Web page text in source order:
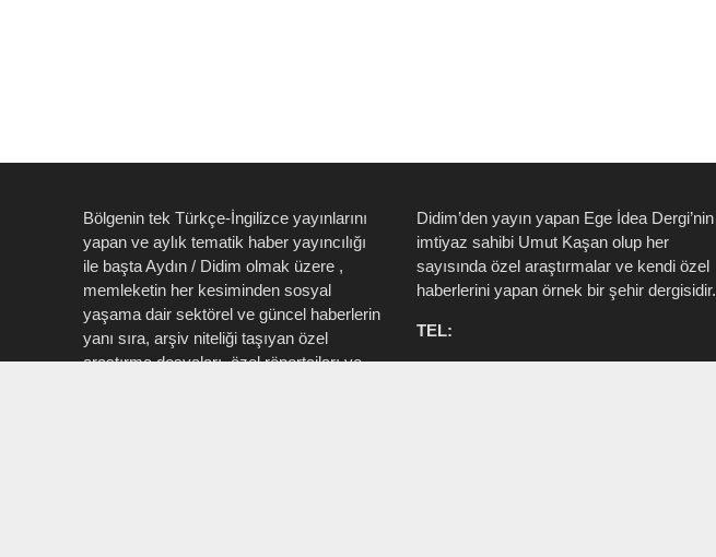
Bölgenin tek Türkçe-İngilizce yayınlarını
yapan ve aylık tematik haber yayıncılığı
ile başta Aydın / Didim olmak üzere ,
memleketin her kesiminden sosyal
yaşama dair sektörel ve güncel haberlerin
yanı sıra, arşiv niteliği taşıyan özel
araştırma dosyaları, özel röportajları ve
Didim’den yayın yapan Ege İdea Dergi’nin
imtiyaz sahibi Umut Kaşan olup her
sayısında özel araştırmalar ve kendi özel
haberlerini yapan örnek bir şehir dergisidir.
TEL: